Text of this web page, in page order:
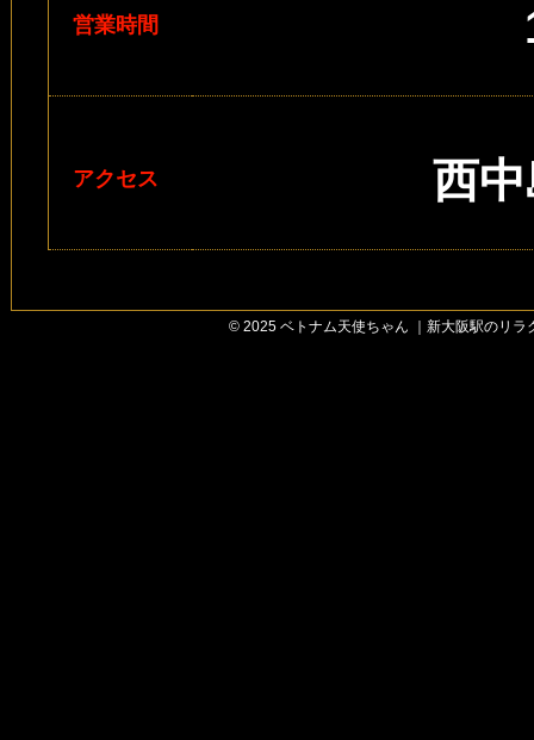
営業時間
アクセス 西
© 2025 ベトナム天使ちゃん ｜新大阪駅のリ